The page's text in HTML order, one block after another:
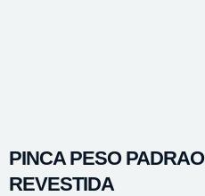
PINCA PESO PADRAO
REVESTIDA